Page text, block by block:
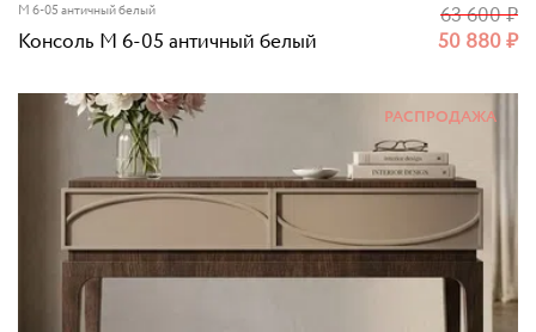
М 6-05 античный белый
Консоль М 6-05 античный белый 50 880₽
63 600₽
РАСПРОДАЖА